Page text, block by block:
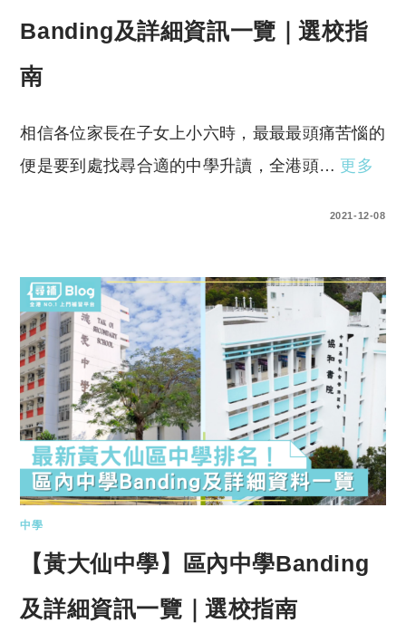
Banding及詳細資訊一覽｜選校指
南
相信各位家長在子女上小六時，最最最頭痛苦惱的
便是要到處找尋合適的中學升讀，全港頭… 更多
2021-12-08
中學
【黃大仙中學】區內中學Banding
及詳細資訊一覽｜選校指南